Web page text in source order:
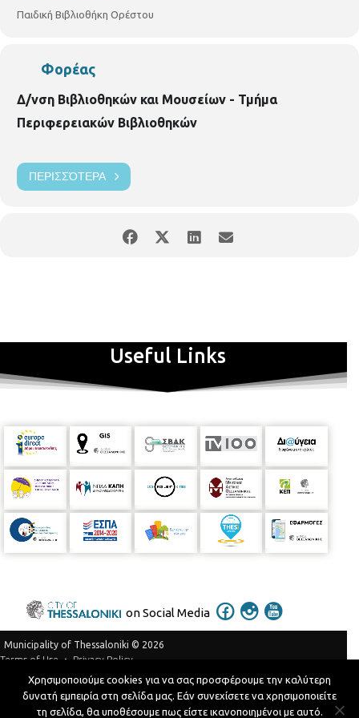
Παιδική Βιβλιοθήκη Ορέστου
Φορέας
Δ/νση Βιβλιοθηκών και Μουσείων - Τμήμα
Περιφερειακών Βιβλιοθηκών
ΠΕΡΙΣΣΌΤΕΡΑ
Useful Links
on Social Media
Municipality of Thessaloniki © 2026
Terms of Use
Privacy Policy
Telephone Catalog
Developed byMyCompany Projects
Χρησιμοποιούμε cookies για να σας προσφέρουμε την καλύτερη
δυνατή εμπειρία στη σελίδα μας. Εάν συνεχίσετε να χρησιμοποιείτε
τη σελίδα, θα υποθέσουμε πως είστε ικανοποιημένοι με αυτό.